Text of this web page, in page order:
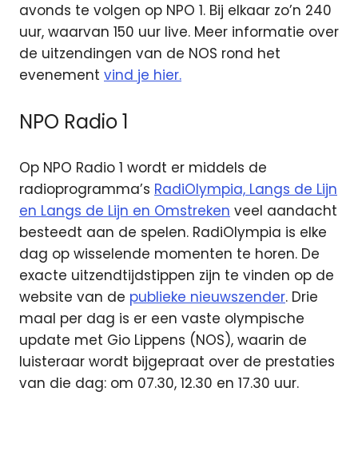
avonds te volgen op NPO 1. Bij elkaar zo’n 240
uur, waarvan 150 uur live. Meer informatie over
de uitzendingen van de NOS rond het
evenement vind je hier.
NPO Radio 1
Op NPO Radio 1 wordt er middels de
radioprogramma’s RadiOlympia, Langs de Lijn
en Langs de Lijn en Omstreken veel aandacht
besteedt aan de spelen. RadiOlympia is elke
dag op wisselende momenten te horen. De
exacte uitzendtijdstippen zijn te vinden op de
website van de publieke nieuwszender. Drie
maal per dag is er een vaste olympische
update met Gio Lippens (NOS), waarin de
luisteraar wordt bijgepraat over de prestaties
van die dag: om 07.30, 12.30 en 17.30 uur.